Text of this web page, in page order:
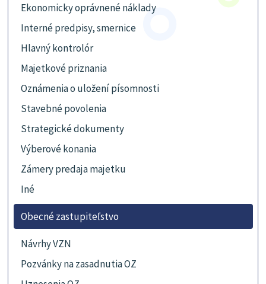
Ekonomicky oprávnené náklady
Interné predpisy, smernice
Hlavný kontrolór
Majetkové priznania
Oznámenia o uložení písomnosti
Stavebné povolenia
Strategické dokumenty
Výberové konania
Zámery predaja majetku
Iné
Obecné zastupiteľstvo
Návrhy VZN
Pozvánky na zasadnutia OZ